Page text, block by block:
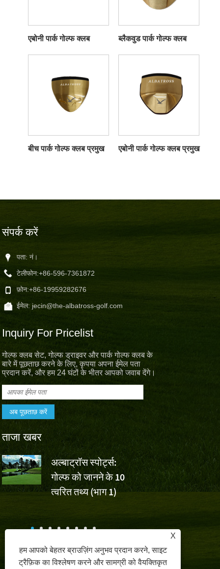
एबोनी पार्क गोल्फ क्लब ब्लैकवुड पार्क गोल्फ क्लब
बीच पार्क गोल्फ क्लब प्रमुख एबोनी पार्क गोल्फ क्लब प्रमुख
संपर्क करें
पता: नं।
टेलीफोन:+86-596-7361872
फ़ोन:+86-19959282676
ईमेल: jecin@the-albatross-golf.com
Inquiry For Pricelist
गोल्फ क्लब सेट, गोल्फ ड्राइवर और पार्क गोल्फ क्लब के
बारे में पूछताछ करने के लिए, कृपया अपना ईमेल पता
प्रदान करें, और हम 24 घंटों के भीतर आपको जवाब देंगे।
ताजा खबर
अल्बाट्रॉस स्पोर्ट्स:
गोल्फ को जानने के 10
त्वरित तथ्य (भाग 1)
वॉल्वो
वू एशुन की
लिए अल्बाट्रॉस स्पोर्ट्स
X
हम आपको बेहतर ब्राउज़िंग अनुभव प्रदान करने, साइट
ट्रैफ़िक का विश्लेषण करने और सामग्री को वैयक्तिकृत